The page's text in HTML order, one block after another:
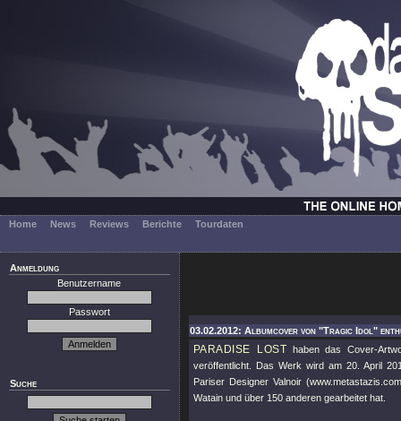
Home News Reviews Berichte Tourdaten
Anmeldung
Benutzername
Passwort
Suche
03.02.2012: Albumcover von "Tragic Idol"
PARADISE LOST haben das Cover-
veröffentlicht. Das Werk wird am 20. April
Pariser Designer Valnoir
Watain und über 150 anderen gearbeitet hat.